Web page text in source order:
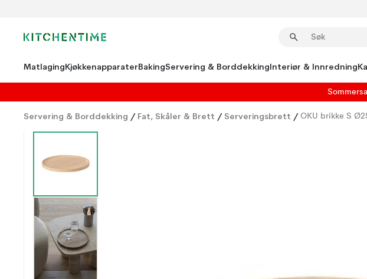
MatlagingKjøkkenapparaterBakingServering & BorddekkingInteriør & Innredning
S
Servering & Borddekking / Fat, Skåler & Brett / Serveringsbrett / OKU brikke S